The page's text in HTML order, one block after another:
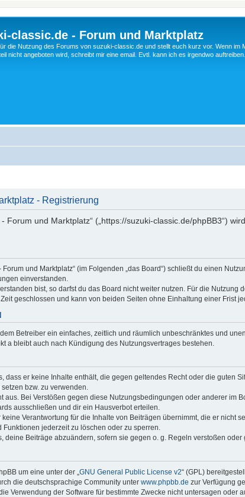
classic.de - Forum und Marktplatz
die Nutzung des Forums von suzuki-classic.de und stellt euch kurz vor. Wenn im
nicht angeboten wird, schreibt mir eine email. Evtl. kann ich es irgendwo
- Registrierung
Forum und Marktplatz“ („https://suzuki-classic.de/phpBB3“)
und Marktplatz“ (im Folgenden „das Board“) schließt du einen
einverstanden.
bist, so darfst du das Board nicht weiter nutzen. Für die
geschlossen und kann von beiden Seiten ohne Einhaltung einer Frist
Betreiber ein einfaches, zeitlich und räumlich unbeschränktes und
a bleibt auch nach Kündigung des Nutzungsvertrages bestehen.
dass er keine Inhalte enthält, die gegen geltendes Recht oder die guten
bzw. zu verwenden.
aus. Bei Verstößen gegen diese Nutzungsbedingungen oder anderer im
ausschließen und dir ein Hausverbot erteilen.
Verantwortung für die Inhalte von Beiträgen übernimmt, die er nicht
Funktionen jederzeit zu löschen oder zu sperren.
deine Beiträge abzuändern, sofern sie gegen o. g. Regeln verstoßen
um eine unter der „ GNU General Public License v2“ (GPL)
die deutschsprachige Community unter www.phpbb.de zur Verfügung
Verwendung der Software für bestimmte Zwecke nicht untersagen oder